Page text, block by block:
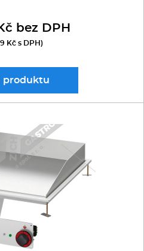
bez DPH
Kč s DPH)
produktu